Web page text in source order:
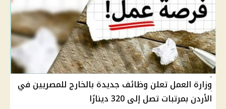
وزارة العمل تعلن وظائف جديدة بالخارج للمصريين في
الأردن بمرتبات تصل إلى 320 دينارًا